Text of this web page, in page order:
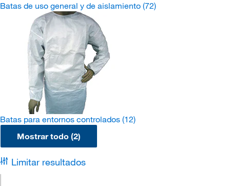
Batas de uso general y de aislamiento (72)
Batas para entornos controlados (12)
Mostrar todo (2)
Limitar resultados